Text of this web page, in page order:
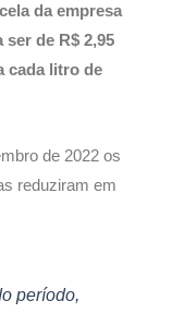
da empresa
de R$ 2,95
cada litro de
de 2022 os
reduziram em
período,